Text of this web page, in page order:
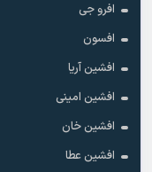
افرو جی
افسون
افشین آریا
افشین امینی
افشین خان
افشین عطا